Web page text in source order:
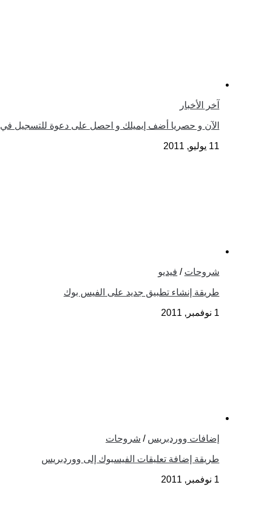
آخر الأخبار
الآن و حصريا أضف إيميلك و احصل على دعوة للتسجيل في google plus
11 يوليو, 2011
شروحات / فيديو
طريقة إنشاء تطبيق جديد على الفيس بوك
1 نوفمبر, 2011
إضافات ووردبريس / شروحات
طريقة إضافة تعليقات الفيسبوك إلى ووردبريس
1 نوفمبر, 2011